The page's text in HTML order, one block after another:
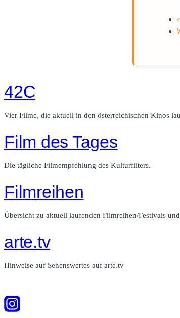
«
42C
Vier Filme, die aktuell in den österreichischen Kinos
Film des Tages
Die tägliche Filmempfehlung des Kulturfilters.
Filmreihen
Übersicht zu aktuell laufenden Filmreihen/Festivals
arte.tv
Hinweise auf Sehenswertes auf arte.tv